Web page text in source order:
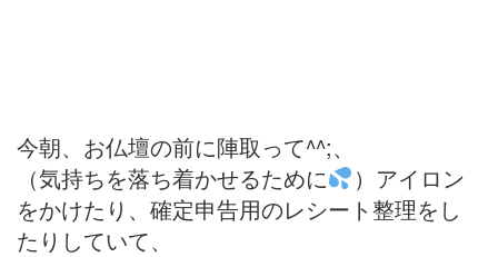
今朝、お仏壇の前に陣取って^^;、
（気持ちを落ち着かせるために
）アイロン
をかけたり、確定申告用のレシート整理をし
たりしていて、